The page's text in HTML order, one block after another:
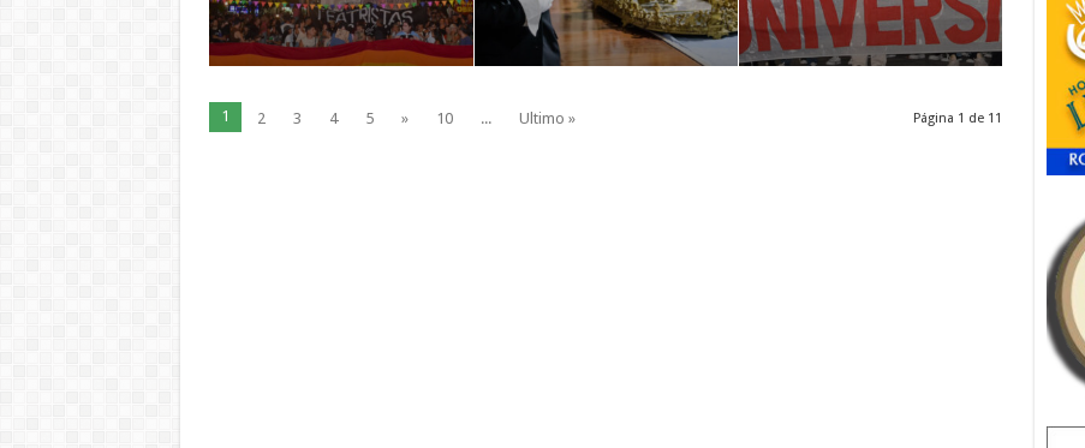
Página 1 de 11
1 2 3 4 5 » 10 ... Ultimo »